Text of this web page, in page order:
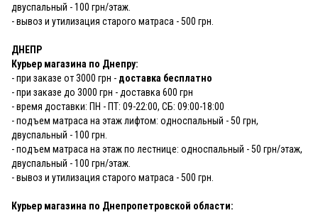
двуспальный - 100 грн/этаж.
- вывоз и утилизация старого матраса - 500 грн.
ДНЕПР
Курьер магазина по Днепру:
- при заказе от 3000 грн - доставка бесплатно
- при заказе до 3000 грн - доставка 600 грн
- время доставки: ПН - ПТ: 09-22:00, СБ: 09:00-18:00
- подъем матраса на этаж лифтом: односпальный - 50 грн,
двуспальный - 100 грн.
- подъем матраса на этаж по лестнице: односпальный - 50 грн/этаж,
двуспальный - 100 грн/этаж.
- вывоз и утилизация старого матраса - 500 грн.
Курьер магазина по Днепропетровской области: